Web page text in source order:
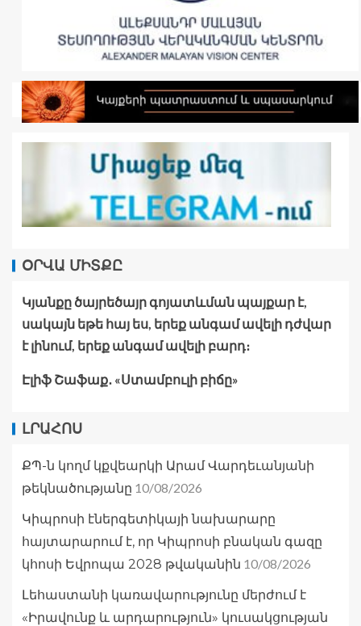
ՕՐՎԱ ՄԻՏՔԸ
Կյանքը ծայրեծայր գոյատևման պայքար է,
սակայն եթե հայ ես, երեք անգամ ավելի դժվար
է լինում, երեք անգամ ավելի բարդ։
Էլիֆ Շաֆաք․ «Ստամբուլի բիճը»
ԼՐԱՀՈՍ
ՔՊ-ն կողմ կքվեարկի Արամ Վարդեւանյանի
թեկնածությանը 10/08/2026
Կիպրոսի էներգետիկայի նախարարը
հայտարարում է, որ Կիպրոսի բնական գազը
կհոսի Եվրոպա 2028 թվականին 10/08/2026
Լեհաստանի կառավարությունը մերժում է
«Իրավունք և արդարություն» կուսակցության